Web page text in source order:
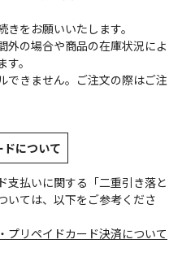
をお願いいたします。
の場合や商品の在庫状況によ
。
できません。ご注文の際はご注
について
支払いに関する「二重引き落と
いては、以下をご参考くださ
プリペイドカード決済について